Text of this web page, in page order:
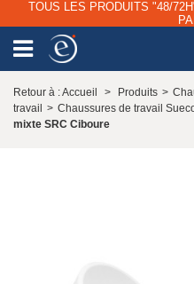
TOUS LES PRODUITS "48/
Retour à : Accueil > Produits >
travail
> Chaussures de travail
mixte SRC Ciboure